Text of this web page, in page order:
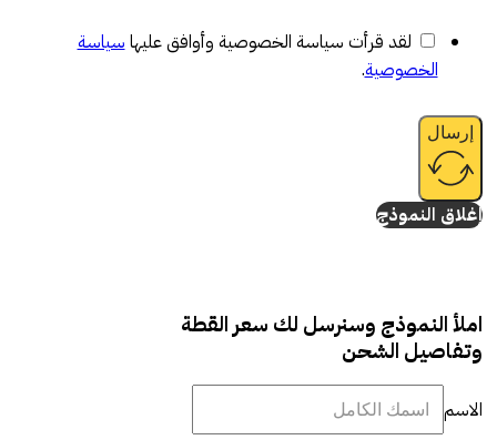
لقد قرأت سياسة الخصوصية وأوافق عليها سياسة
الخصوصية.
إرسال
إغلاق النموذج
املأ النموذج وسنرسل لك سعر القطة
وتفاصيل الشحن
الاسم